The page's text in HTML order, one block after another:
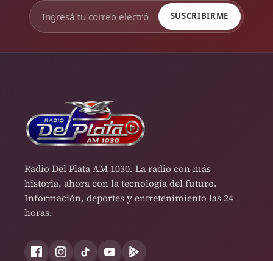
SUSCRIBIRME
Radio Del Plata AM 1030. La radio con más
historia, ahora con la tecnología del futuro.
Información, deportes y entretenimiento las 24
horas.